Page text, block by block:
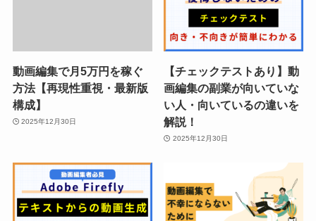
動画編集で月5万円を稼ぐ
方法【再現性重視・最新版
構成】
2025年12月30日
【チェックテストあり】動
画編集の副業が向いていな
い人・向いているの違いを
解説！
2025年12月30日